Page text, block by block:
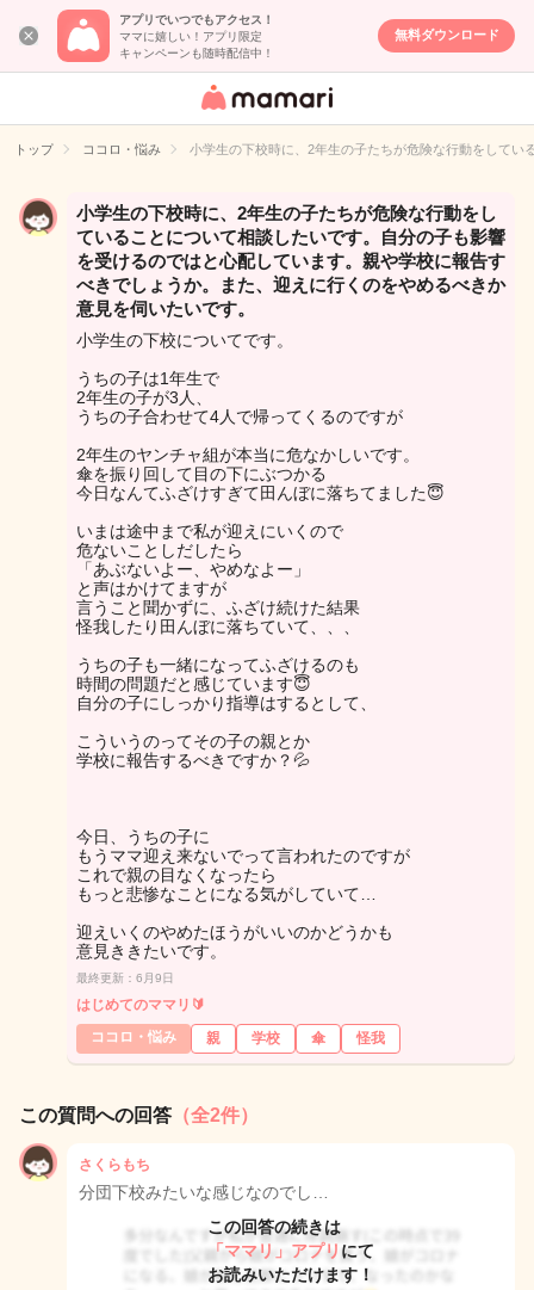
アプリでいつでもアクセス！
ママに嬉しい！アプリ限定
キャンペーンも随時配信中！
無料ダウンロード
女性専用匿名QA
イト
トップ ココロ・悩み 小学生の下校時に、2年生の子たちが危険な行動をして
小学生の下校時に、2年生の子たちが危険な行動をし
ていることについて相談したいです。自分の子も影響
を受けるのではと心配しています。親や学校に報告す
べきでしょうか。また、迎えに行くのをやめるべきか
意見を伺いたいです。
小学生の下校についてです。
うちの子は1年生で
2年生の子が3人、
うちの子合わせて4人で帰ってくるのですが
2年生のヤンチャ組が本当に危なかしいです。
傘を振り回して目の下にぶつかる
今日なんてふざけすぎて田んぼに落ちてました😇
いまは途中まで私が迎えにいくので
危ないことしだしたら
「あぶないよー、やめなよー」
と声はかけてますが
言うこと聞かずに、ふざけ続けた結果
怪我したり田んぼに落ちていて、、、
うちの子も一緒になってふざけるのも
時間の問題だと感じています😇
自分の子にしっかり指導はするとして、
こういうのってその子の親とか
学校に報告するべきですか？💦
今日、うちの子に
もうママ迎え来ないでって言われたのですが
これで親の目なくなったら
もっと悲惨なことになる気がしていて…
迎えいくのやめたほうがいいのかどうかも
意見ききたいです。
最終更新：6月9日
はじめてのママリ🔰
ココロ・悩み
親 学校 傘 怪我
この質問への回答 （全2件）
さくらもち
分団下校みたいな感じなのでし…
この回答の続きは
「ママリ」アプリ にて
お読みいただけます！